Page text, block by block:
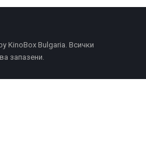
KinoBox Bulgaria. Всички
запазени.